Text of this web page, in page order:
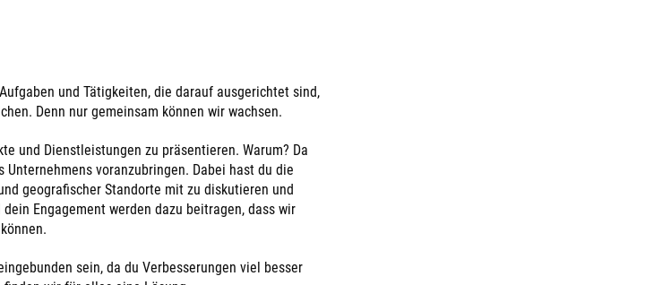
und Tätigkeiten, die darauf ausgerichtet sind,
Denn nur gemeinsam können wir wachsen.
und Dienstleistungen zu präsentieren. Warum? Da
voranzubringen. Dabei hast du die
geografischer Standorte mit zu diskutieren und
Engagement werden dazu beitragen, dass wir
sein, da du Verbesserungen viel besser